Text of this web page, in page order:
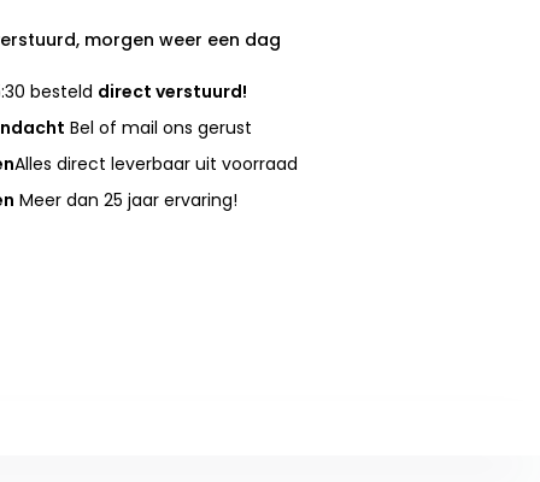
morgen weer een dag
besteld direct verstuurd!
Bel of mail ons gerust
Alles direct leverbaar uit voorraad
Meer dan 25 jaar ervaring!